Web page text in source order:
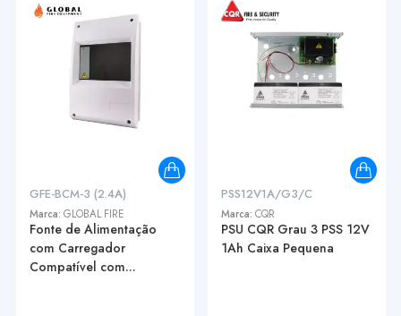
GFE-BCM-3 (2.4A)
Marca: GLOBAL FIRE
Fonte de Alimentação
com Carregador
Compatível com...
PSS12V1A/G3/C
Marca: CQR
PSU CQR Grau 3 PSS 12V
1Ah Caixa Pequena